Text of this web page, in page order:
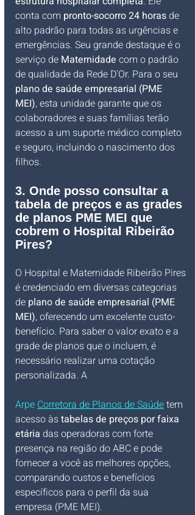
conta com pronto-socorro 24 horas de
alto padrão para todas as urgências e
emergências. Seu grande destaque é o
serviço de Maternidade com o padrão
de qualidade da Rede D'Or. Para o seu
plano de saúde empresarial (PME
MEI), esta unidade garante que os
colaboradores e suas famílias terão
acesso a um suporte médico completo
e seguro, incluindo o nascimento dos
filhos.
3. Onde posso consultar a
tabela de preços e as grades
de planos PME MEI que
cobrem o Hospital Ribeirão
Pires?
O Hospital e Maternidade Ribeirão Pires
é credenciado em diversas categorias
de plano de saúde empresarial (PME
MEI), oferecendo um excelente custo-
benefício. Para saber o valor exato e a
grade de planos que o incluem, é
necessário realizar uma cotação
personalizada. A
Arpe Corretora de Planos de Saúde tem
acesso às tabelas de preços por faixa
etária das operadoras com forte
presença na região do ABC e pode
fornecer a você as melhores opções,
comparando custos e benefícios
específicos para o perfil da sua
empresa (PME MEI).